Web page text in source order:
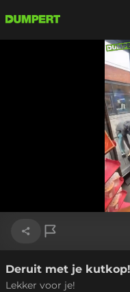
Link kopiëren
Deruit met je kutkop!
Lekker voor je!